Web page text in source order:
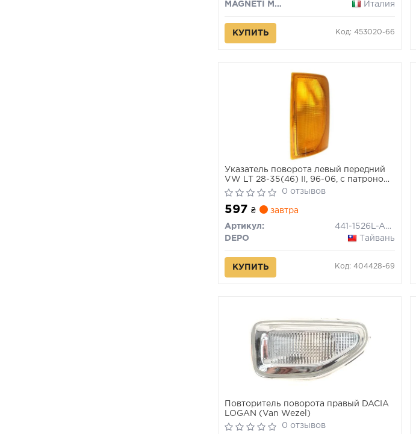
MAGNETI MARELLI
Италия
КУПИТЬ Код: 453020-66
Указатель поворота левый передний
VW LT 28-35(46) II, 96-06, с патроном,
2D0953041
0 отзывов
597 ₴ завтра
Артикул:
441-1526L-AE-Y
DEPO
Тайвань
КУПИТЬ Код: 404428-69
Повторитель поворота правый DACIA
LOGAN (Van Wezel)
0 отзывов